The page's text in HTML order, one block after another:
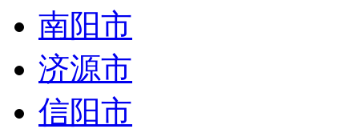
南阳市
济源市
信阳市